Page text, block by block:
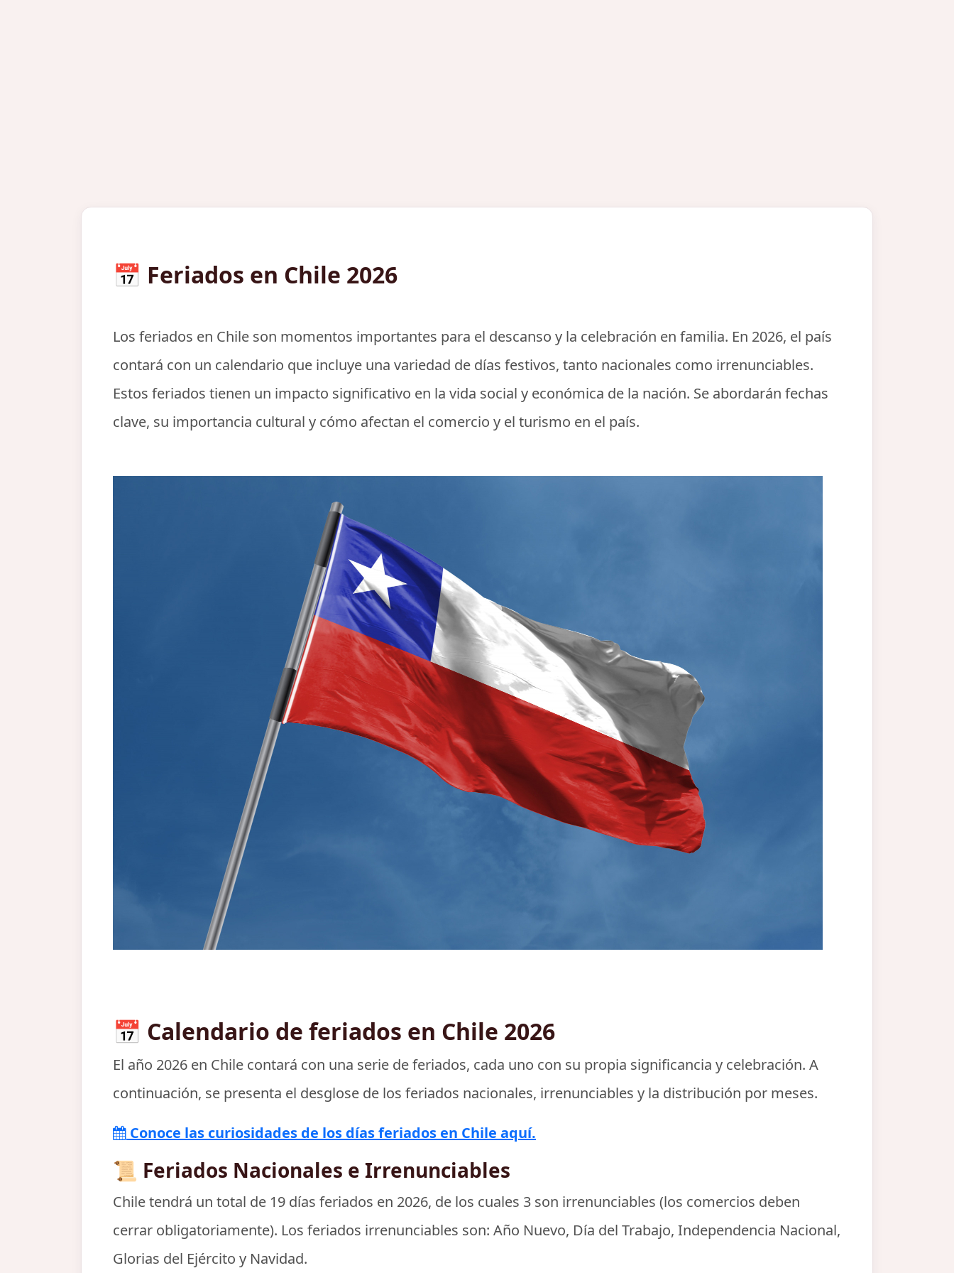
📅 Feriados en Chile 2026
Los feriados en Chile son momentos importantes para el descanso y la celebración en familia. En 2026, el país
contará con un calendario que incluye una variedad de días festivos, tanto nacionales como irrenunciables.
Estos feriados tienen un impacto significativo en la vida social y económica de la nación. Se abordarán fechas
clave, su importancia cultural y cómo afectan el comercio y el turismo en el país.
📅 Calendario de feriados en Chile 2026
El año 2026 en Chile contará con una serie de feriados, cada uno con su propia significancia y celebración. A
continuación, se presenta el desglose de los feriados nacionales, irrenunciables y la distribución por meses.
Conoce las curiosidades de los días feriados en Chile aquí.
📜 Feriados Nacionales e Irrenunciables
Chile tendrá un total de 19 días feriados en 2026, de los cuales 3 son irrenunciables (los comercios deben
cerrar obligatoriamente). Los feriados irrenunciables son: Año Nuevo, Día del Trabajo, Independencia Nacional,
Glorias del Ejército y Navidad.